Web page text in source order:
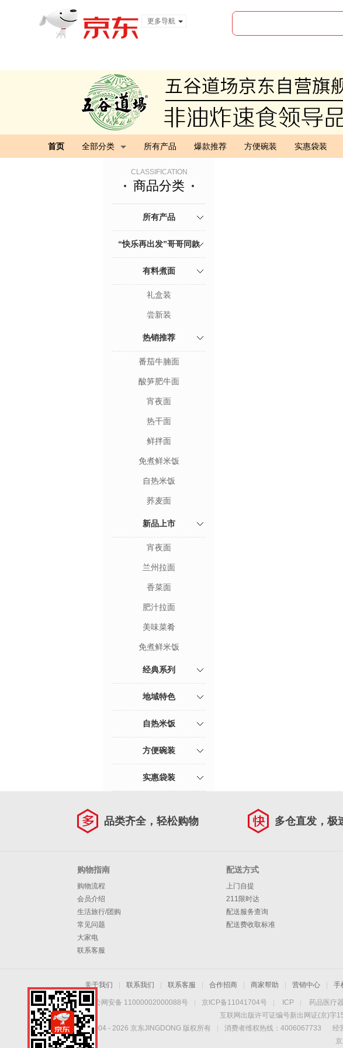
更多导航
首页 全部分类 所有产品 爆款推荐 方便碗装 实惠袋装
CLASSIFICATION
商品分类
所有产品
“快乐再出发”哥哥同款
有料煮面
礼盒装
尝新装
热销推荐
番茄牛腩面
酸笋肥牛面
宵夜面
热干面
鲜拌面
免煮鲜米饭
自热米饭
荞麦面
新品上市
宵夜面
兰州拉面
香菜面
肥汁拉面
美味菜肴
免煮鲜米饭
经典系列
地域特色
自热米饭
方便碗装
实惠袋装
品类齐全，轻松购物 多仓直发，极
购物指南
购物流程
会员介绍
生活旅行/团购
常见问题
大家电
联系客服
配送方式
上门自提
211限时达
配送服务查询
配送费收取标准
关于我们 联系我们 联系客服 合作招商 商家帮助 营销中心 手
京公网安备 11000002000088号 京ICP备11041704号 ICP 药品医疗
互联网出版许可证编号新出网证(京)字
Copyright © 2004 - 2026 京东JINGDONG 版权所有 消费者维权热线：4006067733 经